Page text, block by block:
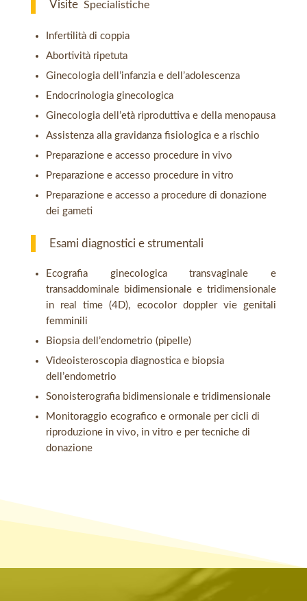
Visite Specialistiche
Infertilità di coppia
Abortività ripetuta
Ginecologia dell’infanzia e dell’adolescenza
Endocrinologia ginecologica
Ginecologia dell’età riproduttiva e della menopausa
Assistenza alla gravidanza fisiologica e a rischio
Preparazione e accesso procedure in vivo
Preparazione e accesso procedure in vitro
Preparazione e accesso a procedure di donazione
dei gameti
Esami diagnostici e strumentali
Ecografia ginecologica transvaginale e
transaddominale bidimensionale e tridimensionale
in real time (4D), ecocolor doppler vie genitali
femminili
Biopsia dell’endometrio (pipelle)
Videoisteroscopia diagnostica e biopsia
dell’endometrio
Sonoisterografia bidimensionale e tridimensionale
Monitoraggio ecografico e ormonale per cicli di
riproduzione in vivo, in vitro e per tecniche di
donazione